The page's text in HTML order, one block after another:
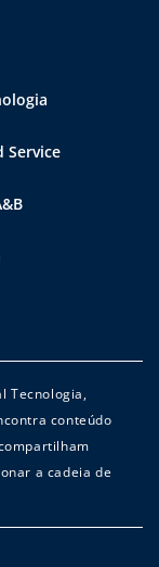
Service
Tecnologia,
conteúdo
a cadeia de